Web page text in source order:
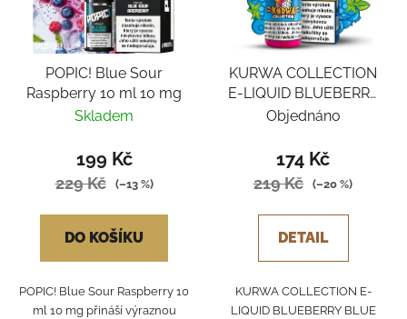
POPIC! Blue Sour
Raspberry 10 ml 10 mg
Skladem
199 Kč
229 Kč (–13 %)
DO KOŠÍKU
POPIC! Blue Sour Raspberry 10
ml 10 mg přináší výraznou
KURWA COLLECTION
E-LIQUID BLUEBERRY
BLUE SOUR
Objednáno
174 Kč
219 Kč (–20 %)
DETAIL
KURWA COLLECTION E-
LIQUID BLUEBERRY BLUE